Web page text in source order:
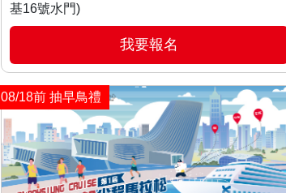
基16號水門)
我要報名
08/18前 抽早鳥禮